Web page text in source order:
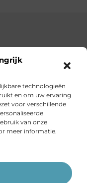
technologieën
en om uw ervaring
voor verschillende
van onze
meer informatie.
Ga Naar
impact die
en artikelen over
beter maken.